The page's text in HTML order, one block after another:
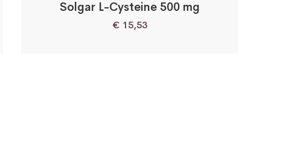
Solgar L-Cysteine 500 mg
€ 15,53